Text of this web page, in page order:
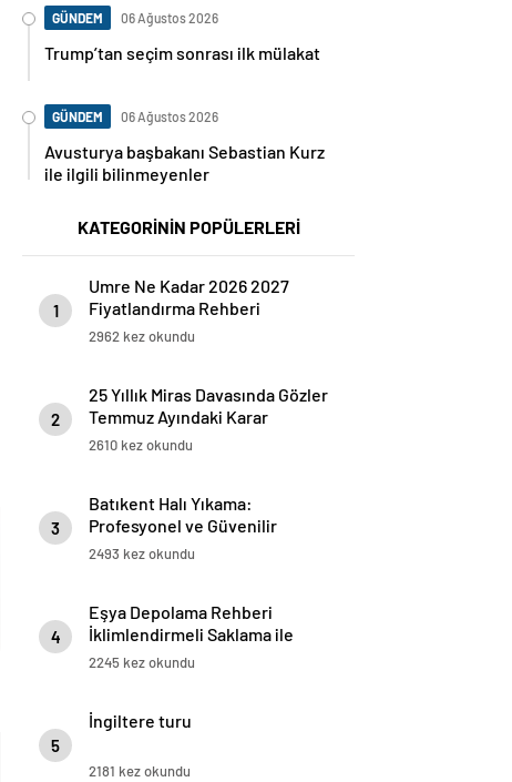
GÜNDEM 06 Ağustos 2026
Trump’tan seçim sonrası ilk mülakat
GÜNDEM 06 Ağustos 2026
Avusturya başbakanı Sebastian Kurz
ile ilgili bilinmeyenler
KATEGORİNİN POPÜLERLERİ
1
Umre Ne Kadar 2026 2027
Fiyatlandırma Rehberi
2962 kez okundu
2
25 Yıllık Miras Davasında Gözler
Temmuz Ayındaki Karar
Duruşmasına Çevrildi
2610 kez okundu
3
Batıkent Halı Yıkama:
Profesyonel ve Güvenilir
Hizmetler
2493 kez okundu
4
Eşya Depolama Rehberi
İklimlendirmeli Saklama ile
Güvenli Kullanım
2245 kez okundu
5
İngiltere turu
2181 kez okundu